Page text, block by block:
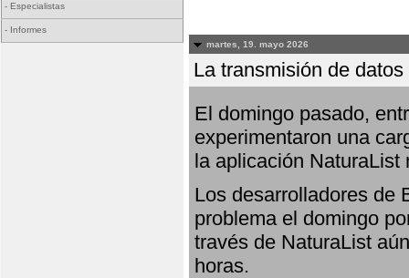
- Especialistas
- Informes
martes, 19. mayo 2026
La transmisión de
El domingo pasado,
experimentaron una
la aplicación NaturaList
Los desarrolladores de
problema el domingo
través de NaturaList
horas.